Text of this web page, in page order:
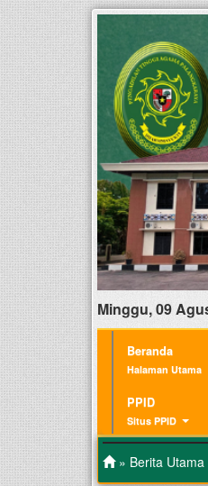
Minggu, 09
Beranda
Halaman Utama
PPID
Situs PPID
» Berita Utama